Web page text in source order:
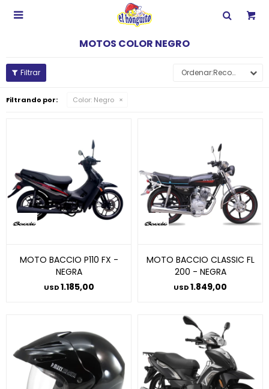

MOTOS COLOR NEGRO
Recomendados
Filtrando por: Color: Negro
MOTO BACCIO P110 FX -
NEGRA
USD1.185,00
MOTO BACCIO CLASSIC FL
200 - NEGRA
USD1.849,00